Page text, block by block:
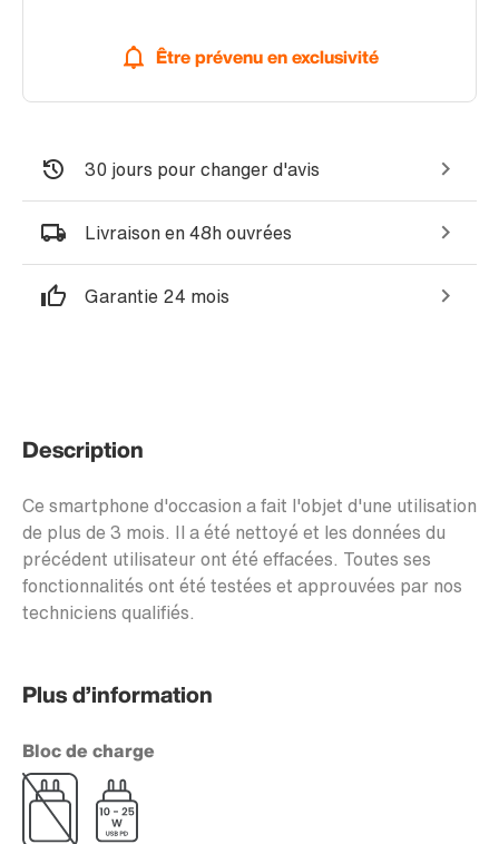
Être prévenu en exclusivité
30 jours pour changer d'avis
Livraison en 48h ouvrées
Garantie 24 mois
Description
Ce smartphone d'occasion a fait l'objet d'une utilisation
de plus de 3 mois. Il a été nettoyé et les données du
précédent utilisateur ont été effacées. Toutes ses
fonctionnalités ont été testées et approuvées par nos
techniciens qualifiés.
Plus d’information
Bloc de charge